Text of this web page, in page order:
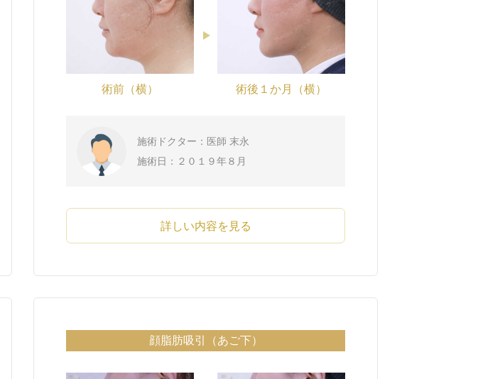
術前（横） 術後１か月（横）
施術ドクター：医師 末永
施術日：２０１９年８月
詳しい内容を見る
顔脂肪吸引（あご下）